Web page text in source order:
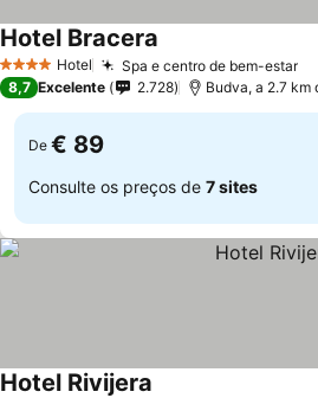
4 EstrelasHotel Spa e centro de bem-estar
Hotel Bracera
8,7 Excelente 2.728 Budva, a 2.7 km
De € 89
Consulte os preços de 7 sites
Hotel Rivijera